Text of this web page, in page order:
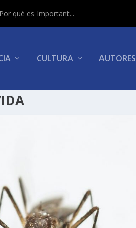
qué es Important...
CULTURA AUTORES